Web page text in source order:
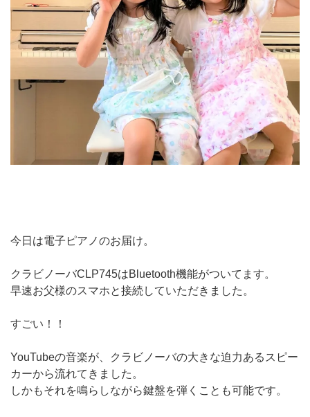
今日は電子ピアノのお届け。
クラビノーバCLP745はBluetooth機能がついてます。
早速お父様のスマホと接続していただきました。
すごい！！
YouTubeの音楽が、クラビノーバの大きな迫力あるスピー
カーから流れてきました。
しかもそれを鳴らしながら鍵盤を弾くことも可能です。